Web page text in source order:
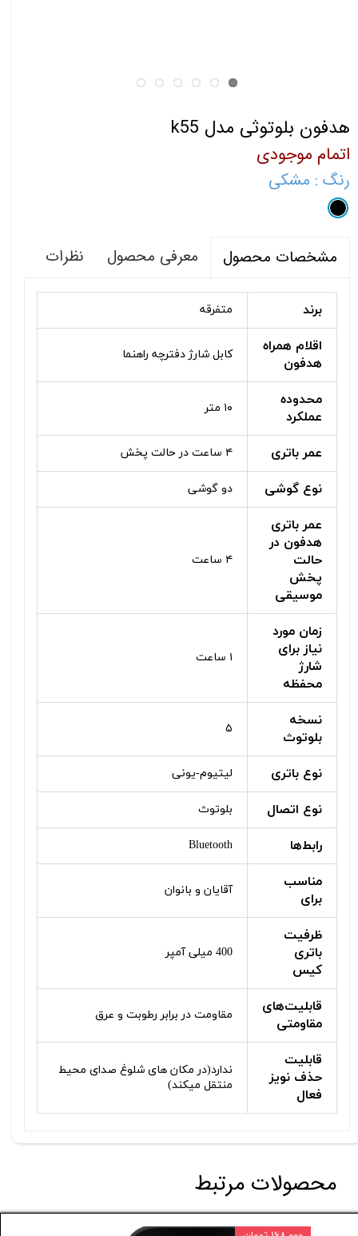
هدفون بلوتوثی مدل k55
اتمام موجودی
رنگ : مشکی
مشخصات محصول معرفی محصول نظرات
برند متفرقه
اقلام همراه
هدفون
کابل شارژ دفترچه راهنما
محدوده
عملکرد
۱۰ متر
عمر باتری ۴ ساعت در حالت پخش
نوع گوشی دو گوشی
عمر باتری
هدفون در
حالت
پخش
موسیقی
۴ ساعت
زمان مورد
نیاز برای
شارژ
محفظه
۱ ساعت
نسخه
بلوتوث
۵
نوع باتری لیتیوم-یونی
نوع اتصال بلوتوث
رابط‌ها Bluetooth
مناسب
برای
آقایان و بانوان
ظرفیت
باتری
کیس
400 میلی آمپر
قابلیت‌های
مقاومتی
مقاومت در برابر رطوبت و عرق
قابلیت
حذف نویز
فعال
ندارد(در مکان های شلوغ صدای محیط
منتقل میکند)
محصولات مرتبط